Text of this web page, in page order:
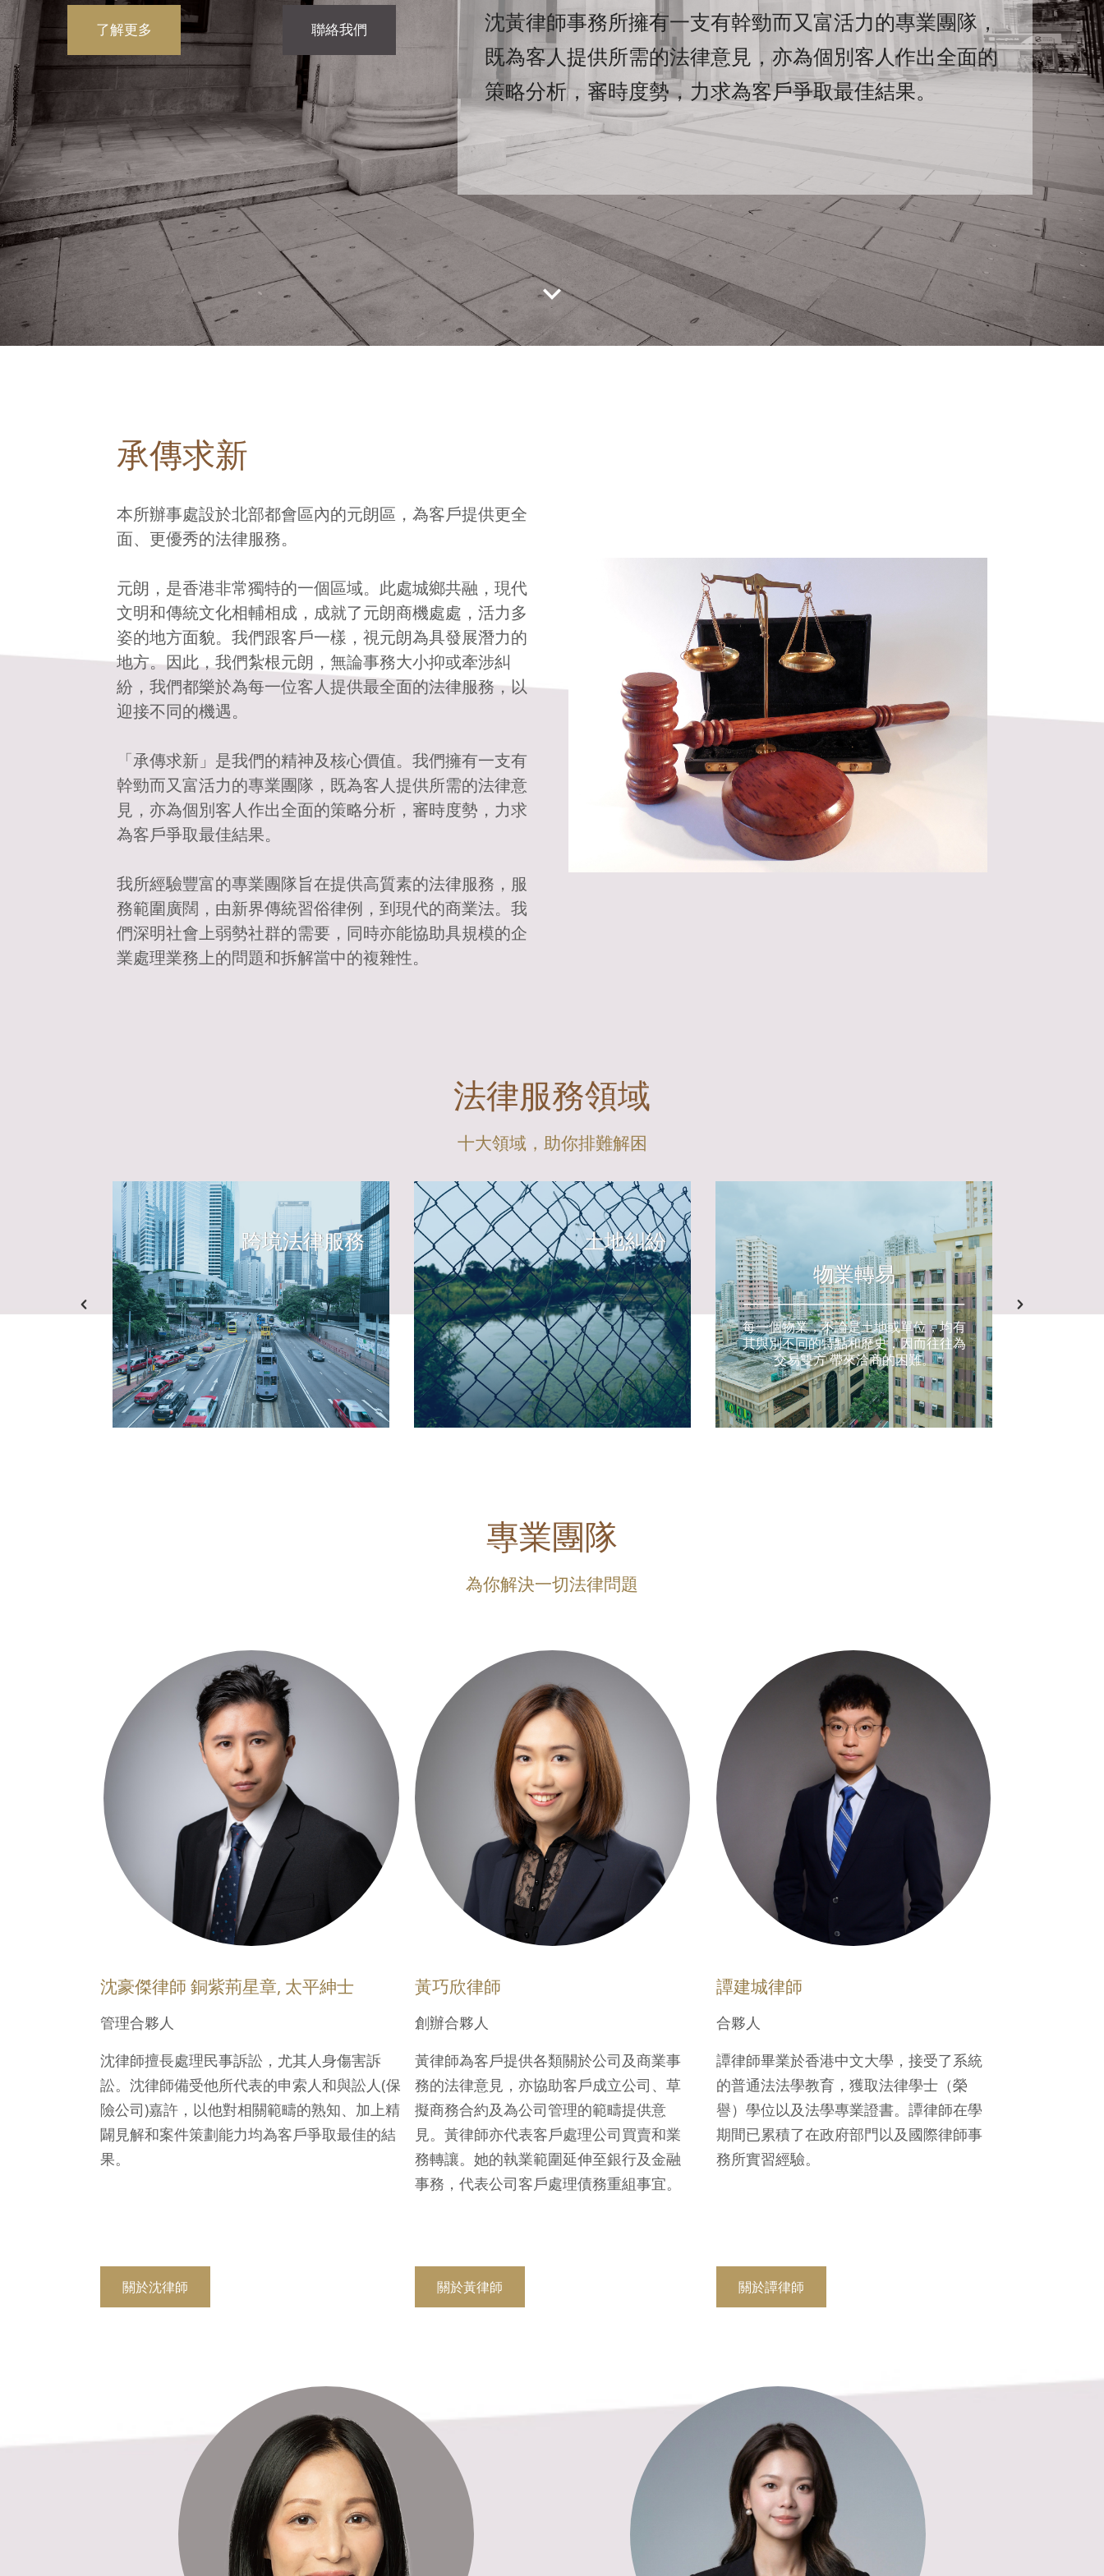
了解更多 聯絡我們
沈黃律師事務所擁有一支有幹勁而又富活力的專業團隊，
既為客人提供所需的法律意見，亦為個別客人作出全面的
策略分析，審時度勢，力求為客戶爭取最佳結果。
承傳求新
本所辦事處設於北部都會區內的元朗區，為客戶提供更全
面、更優秀的法律服務。
元朗，是香港非常獨特的一個區域。此處城鄉共融，現代
文明和傳統文化相輔相成，成就了元朗商機處處，活力多
姿的地方面貌。我們跟客戶一樣，視元朗為具發展潛力的
地方。因此，我們紮根元朗，無論事務大小抑或牽涉糾
紛，我們都樂於為每一位客人提供最全面的法律服務，以
迎接不同的機遇。
「承傳求新」是我們的精神及核心價值。我們擁有一支有
幹勁而又富活力的專業團隊，既為客人提供所需的法律意
見，亦為個別客人作出全面的策略分析，審時度勢，力求
為客戶爭取最佳結果。
我所經驗豐富的專業團隊旨在提供高質素的法律服務，服
務範圍廣闊，由新界傳統習俗律例，到現代的商業法。我
們深明社會上弱勢社群的需要，同時亦能協助具規模的企
業處理業務上的問題和拆解當中的複雜性。
法律服務領域
十大領域，助你排難解困
跨境法律服務
土地糾紛
物業轉易
每一個物業，不論是土地或單位，均有
其與別不同的特點和歷史，因而往往為
交易雙方 帶來洽商的困難。
專業團隊
為你解決一切法律問題
沈豪傑律師 銅紫荊星章, 太平紳士
管理合夥人
沈律師擅長處理民事訴訟，尤其人身傷害訴
訟。沈律師備受他所代表的申索人和與訟人(保
險公司)嘉許，以他對相關範疇的熟知、加上精
闢見解和案件策劃能力均為客戶爭取最佳的結
果。
關於沈律師
黃巧欣律師
創辦合夥人
黃律師為客戶提供各類關於公司及商業事
務的法律意見，亦協助客戶成立公司、草
擬商務合約及為公司管理的範疇提供意
見。黃律師亦代表客戶處理公司買賣和業
務轉讓。她的執業範圍延伸至銀行及金融
事務，代表公司客戶處理債務重組事宜。
關於黃律師
譚建城律師
合夥人
譚律師畢業於香港中文大學，接受了系統
的普通法法學教育，獲取法律學士（榮
譽）學位以及法學專業證書。譚律師在學
期間已累積了在政府部門以及國際律師事
務所實習經驗。
關於譚律師